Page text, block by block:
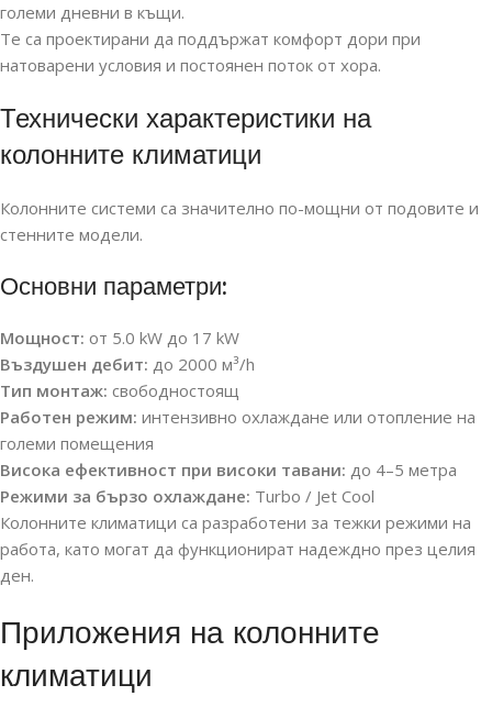
големи дневни в къщи.
Те са проектирани да поддържат комфорт дори при
натоварени условия и постоянен поток от хора.
Технически характеристики на
колонните климатици
Колонните системи са значително по-мощни от подовите и
стенните модели.
Основни параметри:
Мощност: от 5.0 kW до 17 kW
Въздушен дебит: до 2000 м³/h
Тип монтаж: свободностоящ
Работен режим: интензивно охлаждане или отопление на
големи помещения
Висока ефективност при високи тавани: до 4–5 метра
Режими за бързо охлаждане: Turbo / Jet Cool
Колонните климатици са разработени за тежки режими на
работа, като могат да функционират надеждно през целия
ден.
Приложения на колонните
климатици